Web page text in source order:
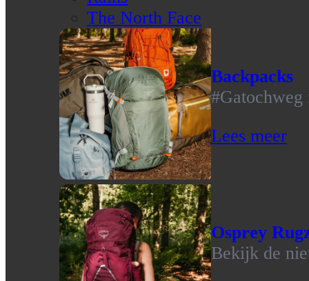
The North Face
Backpacks
#Gatochweg
Lees meer
Osprey
Bekijk de